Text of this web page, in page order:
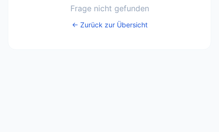
Frage nicht gefunden
← Zurück zur Übersicht